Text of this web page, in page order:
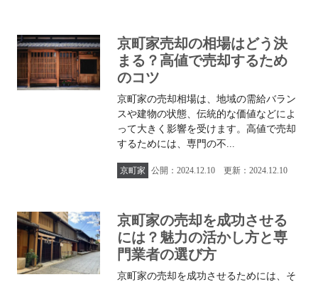
京町家売却の相場はどう決
まる？高値で売却するため
のコツ
京町家の売却相場は、地域の需給バラン
スや建物の状態、伝統的な価値などによ
って大きく影響を受けます。高値で売却
するためには、専門の不...
京町家 公開：2024.12.10 更新：2024.12.10
京町家の売却を成功させる
には？魅力の活かし方と専
門業者の選び方
京町家の売却を成功させるためには、そ